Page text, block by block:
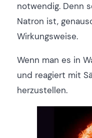
notwendig. Denn
Natron ist,
Wirkungsweise.
Wenn man es in
und reagiert mit
herzustellen.